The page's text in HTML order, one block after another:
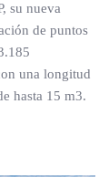
su nueva
de puntos
una longitud
hasta 15 m3.